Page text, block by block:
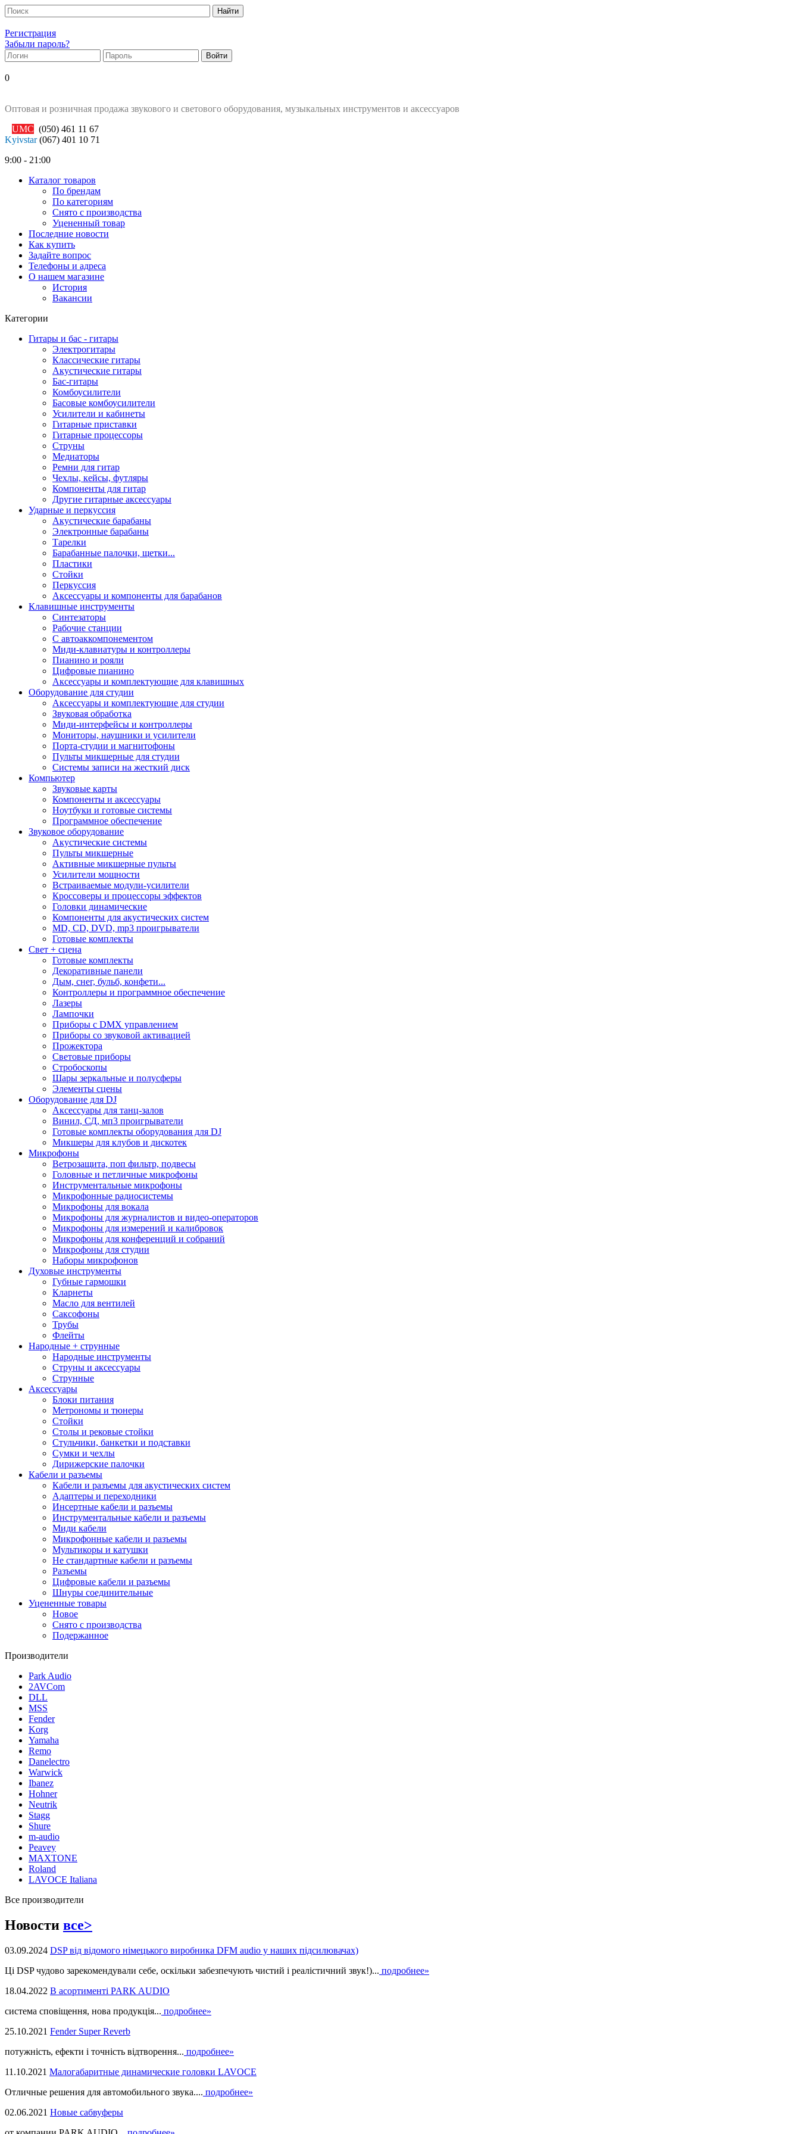
Регистрация
Забыли пароль?
0
Оптовая и розничная продажа звукового и светового оборудования, музыкальных инструментов и аксессуаров
UMC (050) 461 11 67
Kyivstar (067) 401 10 71
9:00 - 21:00
Каталог товаров
По брендам
По категориям
Снято с производства
Уцененный товар
Последние новости
Как купить
Задайте вопрос
Телефоны и адреса
О нашем магазине
История
Вакансии
Категории
Гитары и бас - гитары
Электрогитары
Классические гитары
Акустические гитары
Бас-гитары
Комбоусилители
Басовые комбоусилители
Усилители и кабинеты
Гитарные приставки
Гитарные процессоры
Струны
Медиаторы
Ремни для гитар
Чехлы, кейсы, футляры
Компоненты для гитар
Другие гитарные аксессуары
Ударные и перкуссия
Акустические барабаны
Электронные барабаны
Тарелки
Барабанные палочки, щетки...
Пластики
Стойки
Перкуссия
Аксессуары и компоненты для барабанов
Клавишные инструменты
Синтезаторы
Рабочие станции
С автоаккомпонементом
Миди-клавиатуры и контроллеры
Пианино и рояли
Цифровые пианино
Аксессуары и комплектующие для клавишных
Оборудование для студии
Аксессуары и комплектующие для студии
Звуковая обработка
Миди-интерфейсы и контроллеры
Мониторы, наушники и усилители
Порта-студии и магнитофоны
Пульты микшерные для студии
Системы записи на жесткий диск
Компьютер
Звуковые карты
Компоненты и аксессуары
Ноутбуки и готовые системы
Программное обеспечение
Звуковое оборудование
Акустические системы
Пульты микшерные
Активные микшерные пульты
Усилители мощности
Встраиваемые модули-усилители
Кроссоверы и процессоры эффектов
Головки динамические
Компоненты для акустических систем
MD, CD, DVD, mp3 проигрыватели
Готовые комплекты
Свет + сцена
Готовые комплекты
Декоративные панели
Дым, снег, бульб, конфети...
Контроллеры и программное обеспечение
Лазеры
Лампочки
Приборы с DMX управлением
Приборы со звуковой активацией
Прожектора
Световые приборы
Стробоскопы
Шары зеркальные и полусферы
Элементы сцены
Оборудование для DJ
Аксессуары для танц-залов
Винил, СД, мп3 проигрыватели
Готовые комплекты оборудования для DJ
Микшеры для клубов и дискотек
Микрофоны
Ветрозащита, поп фильтр, подвесы
Головные и петличные микрофоны
Инструментальные микрофоны
Микрофонные радиосистемы
Микрофоны для вокала
Микрофоны для журналистов и видео-операторов
Микрофоны для измерений и калибровок
Микрофоны для конференций и собраний
Микрофоны для студии
Наборы микрофонов
Духовые инструменты
Губные гармошки
Кларнеты
Масло для вентилей
Саксофоны
Трубы
Флейты
Народные + струнные
Народные инструменты
Струны и аксессуары
Струнные
Аксессуары
Блоки питания
Метрономы и тюнеры
Стойки
Столы и рековые стойки
Стульчики, банкетки и подставки
Сумки и чехлы
Дирижерские палочки
Кабели и разъемы
Кабели и разъемы для акустических систем
Адаптеры и переходники
Инсертные кабели и разъемы
Инструментальные кабели и разъемы
Миди кабели
Микрофонные кабели и разъемы
Мультикоры и катушки
Не стандартные кабели и разъемы
Разъемы
Цифровые кабели и разъемы
Шнуры соединительные
Уцененные товары
Новое
Снято с производства
Подержанное
Производители
Park Audio
2AVCom
DLL
MSS
Fender
Korg
Yamaha
Remo
Danelectro
Warwick
Ibanez
Hohner
Neutrik
Stagg
Shure
m-audio
Peavey
MAXTONE
Roland
LAVOCE Italiana
Все производители
Новости все>
03.09.2024 DSP від відомого німецького виробника DFM audio у наших підсилювачах)
Ці DSP чудово зарекомендували себе, оскільки забезпечують чистий і реалістичний звук!)... подробнее»
18.04.2022 В асортименті PARK AUDIO
система сповіщення, нова продукцiя... подробнее»
25.10.2021 Fender Super Reverb
потужність, ефекти і точність відтворення... подробнее»
11.10.2021 Малогабаритные динамические головки LAVOCE
Отличные решения для автомобильного звука.... подробнее»
02.06.2021 Новые сабвуферы